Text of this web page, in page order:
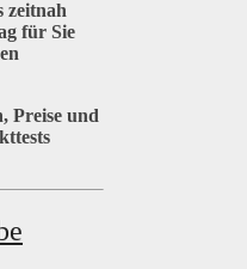
zeitnah
für Sie
Preise und